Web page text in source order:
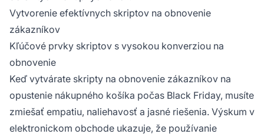
Vytvorenie efektívnych skriptov na obnovenie
zákazníkov
Kľúčové prvky skriptov s vysokou konverziou na
obnovenie
Keď vytvárate skripty na obnovenie zákazníkov na
opustenie nákupného košíka počas Black Friday, musíte
zmiešať empatiu, naliehavosť a jasné riešenia. Výskum v
elektronickom obchode ukazuje, že používanie